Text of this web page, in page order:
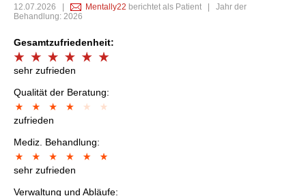
12.07.2026 Mentally22 berichtet als Patient | Jahr der
Behandlung: 2026
Gesamtzufriedenheit:
sehr zufrieden
Qualität der Beratung:
zufrieden
Mediz. Behandlung:
sehr zufrieden
Verwaltung und Abläufe: